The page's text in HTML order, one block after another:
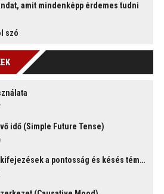
amit mindenképp érdemes tudni
szó
idő (Simple Future Tense)
Idiómák és kifejezések a pontosság és késés témakörében